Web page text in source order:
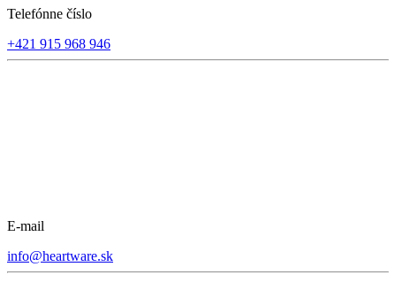
Telefónne číslo
+421 915 968 946
E-mail
info@heartware.sk